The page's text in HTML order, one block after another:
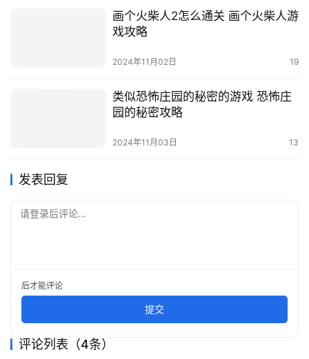
画个火柴人2怎么通关 画个火柴人游
戏攻略
2024年11月02日 19
类似恐怖庄园的秘密的游戏 恐怖庄
园的秘密攻略
2024年11月03日 13
发表回复
请登录后评论...
后才能评论
提交
评论列表（4条）